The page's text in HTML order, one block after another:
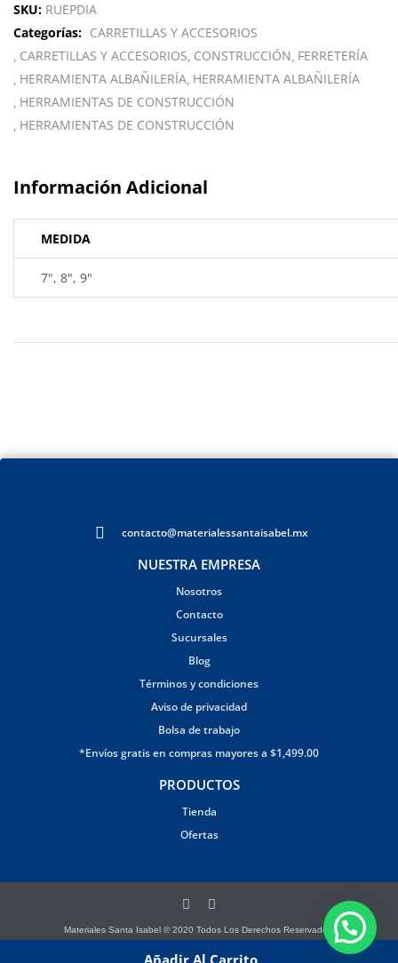
Añadir Al Carrito
SKU: RUEPDIA
Categorías: CARRETILLAS Y ACCESORIOS
CARRETILLAS Y ACCESORIOS CONSTRUCCIÓN FERRETERÍA
HERRAMIENTA ALBAÑILERÍA HERRAMIENTA ALBAÑILERÍA
HERRAMIENTAS DE CONSTRUCCIÓN
HERRAMIENTAS DE CONSTRUCCIÓN
Información Adicional
MEDIDA
7", 8", 9"
contacto@materialessantaisabel.mx
NUESTRA EMPRESA
Nosotros
Contacto
Sucursales
Blog
Términos y condiciones
Aviso de privacidad
Bolsa de trabajo
*Envíos gratis en compras mayores a $1,499.00
PRODUCTOS
Tienda
Ofertas
Materiales Santa Isabel © 2020 Todos Los Derechos Reservados.